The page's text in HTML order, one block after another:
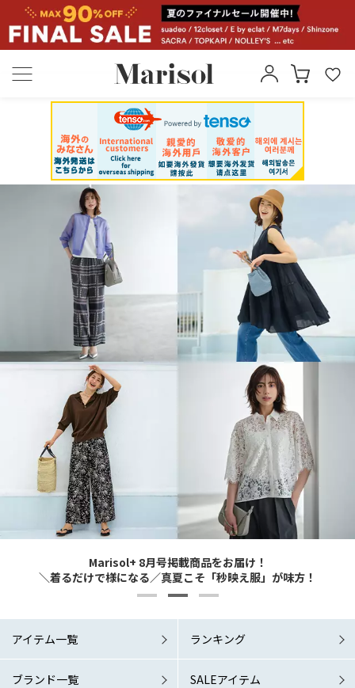
6/1 Mon. RELEASE！
どんなシーンでも涼やか＆素敵に 夏の洗練ワードローブこそマスト！
Marisol+ 9・10月号掲載商品をお届け！
「涼しい秋服」が欲しい！
Marisol+ 8月号掲載商品をお届け！
＼着るだけで様になる／真夏こそ「秒映え服」が味方！
6/1 Mon. RELEASE！
どんなシーンでも涼やか＆素敵に 夏の洗練ワードローブこそマスト！
Marisol+ 9・10月号掲載商品をお届け！
「涼しい秋服」が欲しい！
アイテム一覧 ランキング
ブランド一覧 SALEアイテム